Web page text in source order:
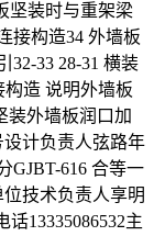
坚装时与重架梁
接构造34 外墙板
32-33 28-31 横装
造 说明外墙板
装外墙板润口加
设计负责人弦路年
GJBT-616 合等一
技术负责人享明
13335086532主